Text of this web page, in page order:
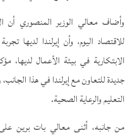
وأضاف معالي الوزير المنصوري أن
للاقتصاد اليوم، وأن إيرلندا لديها
الابتكارية في بيئة الأعمال
جديدة للتعاون مع إيرلندا في هذا
التعليم والرعاية الصحية.
من جانبه، أثنى معالي بات برين على